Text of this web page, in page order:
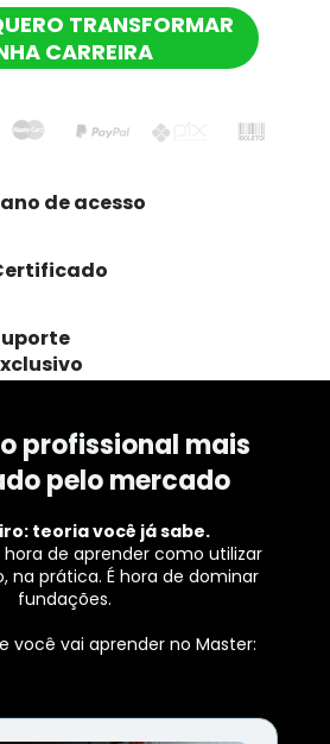
TRANSFORMAR
CARREIRA
ano de acesso
profissional mais
pelo mercado
teoria você já sabe.
de aprender como utilizar
na prática. É hora de dominar
fundações.
você vai aprender no Master: